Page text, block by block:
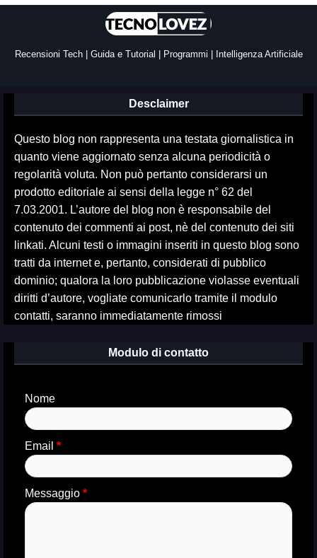
Recensioni Tech | Guida e Tutorial | Programmi | Intelligenza Artificiale
Desclaimer
Questo blog non rappresenta una testata giornalistica in
quanto viene aggiornato senza alcuna periodicità o
regolarità voluta. Non può pertanto considerarsi un
prodotto editoriale ai sensi della legge n° 62 del
7.03.2001. L’autore del blog non è responsabile del
contenuto dei commenti ai post, nè del contenuto dei siti
linkati. Alcuni testi o immagini inseriti in questo blog sono
tratti da internet e, pertanto, considerati di pubblico
dominio; qualora la loro pubblicazione violasse eventuali
diritti d’autore, vogliate comunicarlo tramite il modulo
contatti, saranno immediatamente rimossi
Modulo di contatto
Nome
Email *
Messaggio *